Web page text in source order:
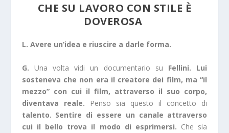
CHE SU LAVORO CON STILE È
DOVEROSA
L. Avere un’idea e riuscire a darle forma.
G. Una volta vidi un documentario su Fellini. Lui
sosteneva che non era il creatore dei film, ma “il
mezzo” con cui il film, attraverso il suo corpo,
diventava reale. Penso sia questo il concetto di
talento. Sentire di essere un canale attraverso
cui il bello trova il modo di esprimersi. Che sia